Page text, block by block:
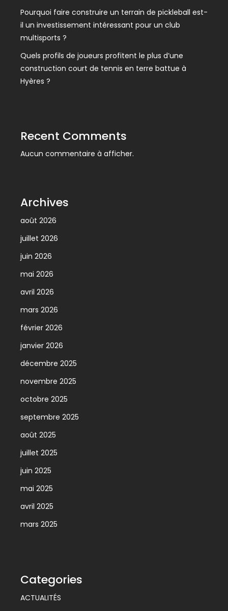
Pourquoi faire construire un terrain de pickleball est-
il un investissement intéressant pour un club
multisports ?
Quels profils de joueurs profitent le plus d’une
construction court de tennis en terre battue à
Hyères ?
Recent Comments
Aucun commentaire à afficher.
Archives
août 2026
juillet 2026
juin 2026
mai 2026
avril 2026
mars 2026
février 2026
janvier 2026
décembre 2025
novembre 2025
octobre 2025
septembre 2025
août 2025
juillet 2025
juin 2025
mai 2025
avril 2025
mars 2025
Categories
ACTUALITÉS